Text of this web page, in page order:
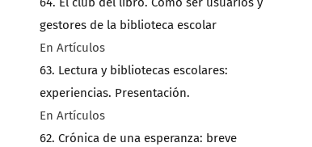
gestores de la biblioteca escolar
En Artículos
63. Lectura y bibliotecas escolares:
experiencias. Presentación.
En Artículos
62. Crónica de una esperanza: breve